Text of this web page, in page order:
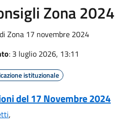
Zona 2024
Zona 17 novembre 2024
: 3 luglio 2026, 13:11
istituzionale
del 17 Novembre 2024
,